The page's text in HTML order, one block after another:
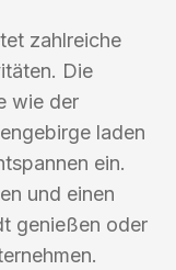
zahlreiche
Die
wie der
laden
ein.
und einen
genießen oder